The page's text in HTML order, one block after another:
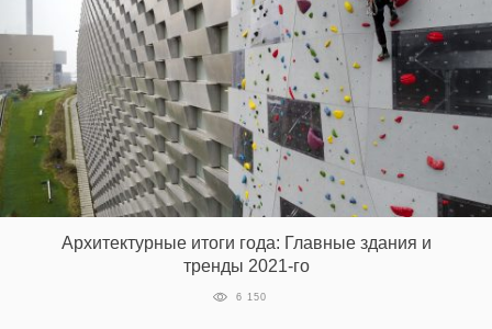
Архитектурные итоги года: Главные здания и
тренды 2021-го
6 150